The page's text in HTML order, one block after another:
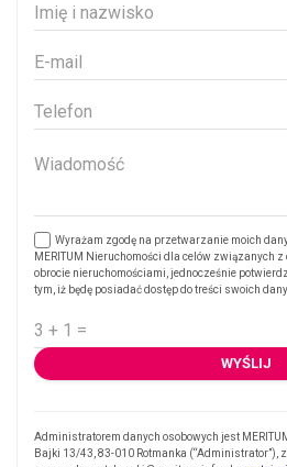
Wyrażam zgodę na przetwarzanie moich
MERITUM Nieruchomości dla celów związanych
obrocie nieruchomościami, jednocześnie
tym, iż będę posiadać dostęp do treści swoich
Administratorem danych osobowych jest
Bajki 13/43, 83-010 Rotmanka (“Administrator”),